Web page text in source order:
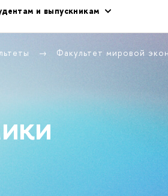
и выпускникам
Факультет мировой